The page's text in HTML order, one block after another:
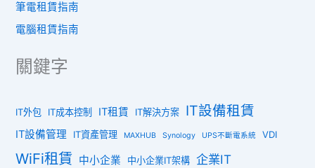
筆電租賃指南
電腦租賃指南
關鍵字
IT外包 IT成本控制 IT租賃 IT解決方案 IT設備租賃
IT設備管理 IT資產管理 MAXHUB Synology UPS不斷電系統 VDI
WiFi租賃 中小企業 中小企業IT架構 企業IT